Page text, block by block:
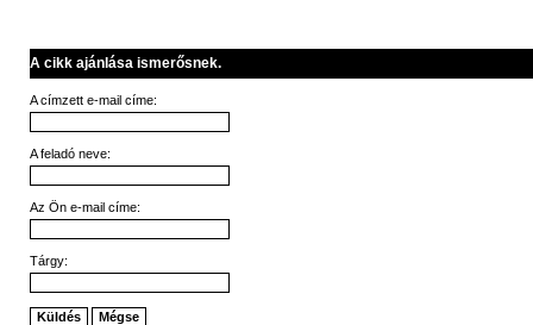
A cikk ajánlása ismerősnek.
A címzett e-mail címe:
A feladó neve:
Az Ön e-mail címe:
Tárgy:
Küldés Mégse